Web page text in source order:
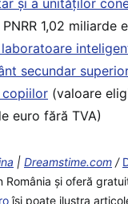
1,02 miliarde
secundar
(valoare
euro fără TVA)
| Dreamstime.com /
România şi oferă
îşi poate ilustra